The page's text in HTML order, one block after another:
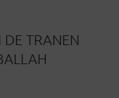
TRANEN